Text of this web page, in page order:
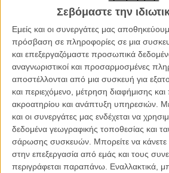
Σεβόμαστε την
Εμείς και οι συνεργάτες μας
πρόσβαση σε πληροφορίες σε μια
και επεξεργαζόμαστε προσωπικά
αναγνωριστικοί και προσαρμοσμένες
αποστέλλονται από μια συσκευή για
και περιεχόμενο, μέτρηση διαφήμισης
ακροατηρίου και ανάπτυξη υπηρεσιών.
και οι συνεργάτες μας ενδέχεται να
δεδομένα γεωγραφικής τοποθεσίας και
σάρωσης συσκευών. Μπορείτε να κάνετε
στην επεξεργασία από εμάς και τους
περιγράφεται παραπάνω. Εναλλακτικά,
Αμέσως μετά τη δημοσιογραφική
οι πρωταγωνιστές του, η πάντα υπερβατική
Τζέικ Τζίλενχαλ,ο Πολ Ντέινο, η Λίλι
έδωσαν μια συνέντευξη Τύπου, εξίσου